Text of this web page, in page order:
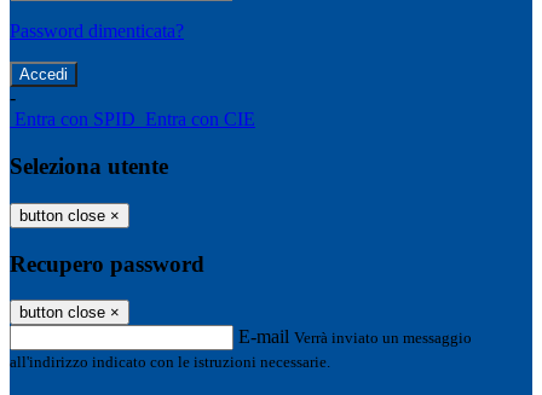
Password dimenticata?
-
Entra con SPID Entra con CIE
Seleziona utente
button close ×
Recupero password
button close ×
E-mail Verrà inviato un messaggio
all'indirizzo indicato con le istruzioni necessarie.